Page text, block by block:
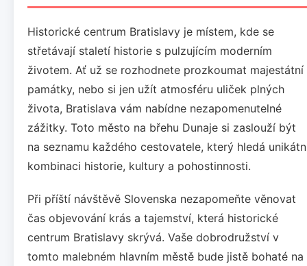
Historické centrum Bratislavy je místem, kde se
střetávají staletí historie s pulzujícím moderním
životem. Ať už se rozhodnete prozkoumat majestátní
památky, nebo si jen užít atmosféru uliček plných
života, Bratislava vám nabídne nezapomenutelné
zážitky. Toto město na břehu Dunaje si zaslouží být
na seznamu každého cestovatele, který hledá
kombinaci historie, kultury a pohostinnosti.
Při příští návštěvě Slovenska nezapomeňte věnovat
čas objevování krás a tajemství, která historické
centrum Bratislavy skrývá. Vaše dobrodružství v
tomto malebném hlavním městě bude jistě bohaté na